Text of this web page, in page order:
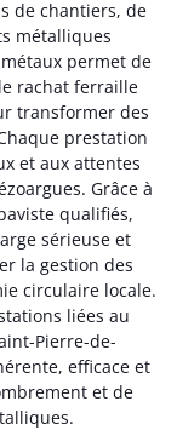
de chantiers, de
métalliques
permet de
rachat ferraille
transformer des
prestation
et aux attentes
Grâce à
qualifiés,
sérieuse et
la gestion des
circulaire locale.
liées au
Pierre-de-
efficace et
et de